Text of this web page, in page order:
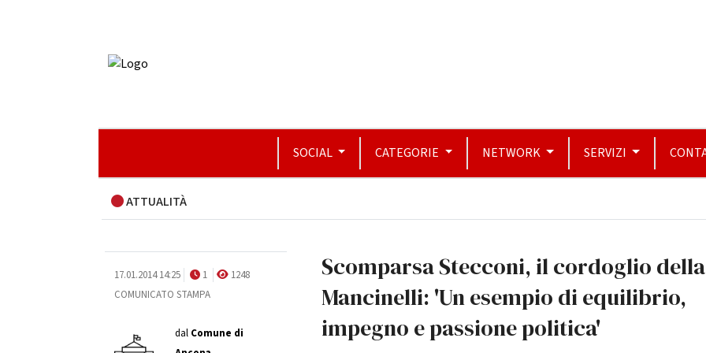
SOCIAL CATEGORIE NETWORK SERVIZI
ATTUALITÀ
17.01.2014 14:25 1
1248
COMUNICATO STAMPA
dal Comune di
Scomparsa Stecconi, il cordoglio della
Mancinelli: 'Un esempio di equilibrio,
impegno e passione politica'